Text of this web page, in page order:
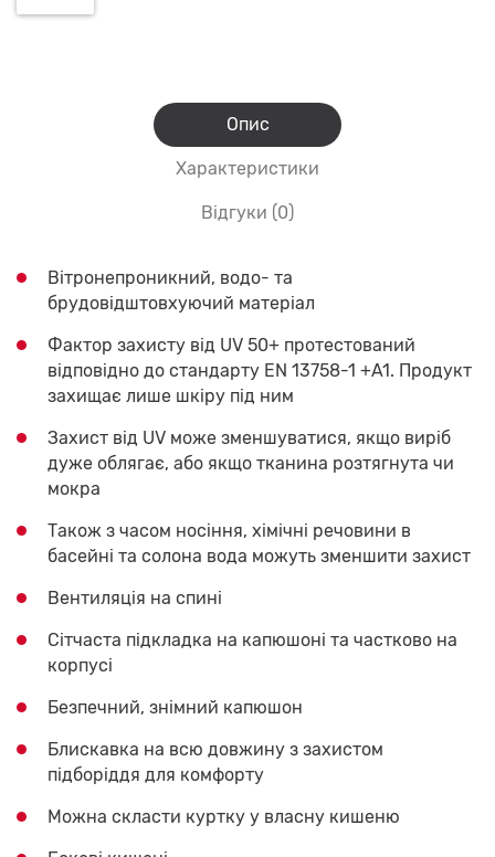
Опис
Характеристики
Відгуки (0)
Вітронепроникний, водо- та
брудовідштовхуючий матеріал
Фактор захисту від UV 50+ протестований
відповідно до стандарту EN 13758-1 +A1. Продукт
захищає лише шкіру під ним
Захист від UV може зменшуватися, якщо виріб
дуже облягає, або якщо тканина розтягнута чи
мокра
Також з часом носіння, хімічні речовини в
басейні та солона вода можуть зменшити захист
Вентиляція на спині
Сітчаста підкладка на капюшоні та частково на
корпусі
Безпечний, знімний капюшон
Блискавка на всю довжину з захистом
підборіддя для комфорту
Можна скласти куртку у власну кишеню